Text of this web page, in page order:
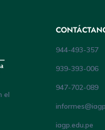
el
944-493-357
939-393-006
947-702-089
iagp.edu.pe